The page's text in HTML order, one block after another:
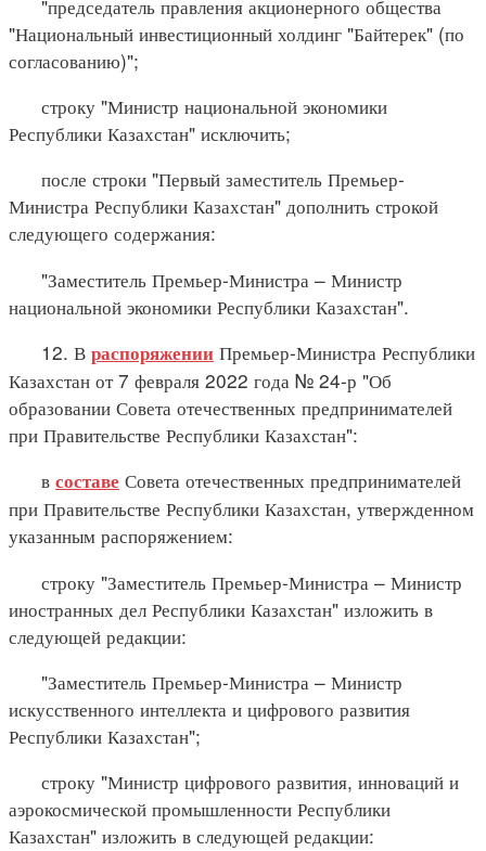
"председатель правления акционерного общества
"Национальный инвестиционный холдинг "Байтерек" (по
согласованию)";
строку "Министр национальной экономики
Республики Казахстан" исключить;
после строки "Первый заместитель Премьер-
Министра Республики Казахстан" дополнить строкой
следующего содержания:
"Заместитель Премьер-Министра – Министр
национальной экономики Республики Казахстан".
12. В распоряжении Премьер-Министра Республики
Казахстан от 7 февраля 2022 года № 24-р "Об
образовании Совета отечественных предпринимателей
при Правительстве Республики Казахстан":
в составе Совета отечественных предпринимателей
при Правительстве Республики Казахстан, утвержденном
указанным распоряжением:
строку "Заместитель Премьер-Министра – Министр
иностранных дел Республики Казахстан" изложить в
следующей редакции:
"Заместитель Премьер-Министра – Министр
искусственного интеллекта и цифрового развития
Республики Казахстан";
строку "Министр цифрового развития, инноваций и
аэрокосмической промышленности Республики
Казахстан" изложить в следующей редакции: